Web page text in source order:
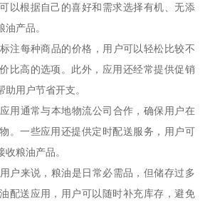
以根据自己的喜好和需求选择有机、无添
产品。
注每种商品的价格，用户可以轻松比较不
比高的选项。此外，应用还经常提供促销
用户节省开支。
用通常与本地物流公司合作，确保用户在
。一些应用还提供定时配送服务，用户可
粮油产品。
户来说，粮油是日常必需品，但储存过多
配送应用，用户可以随时补充库存，避免